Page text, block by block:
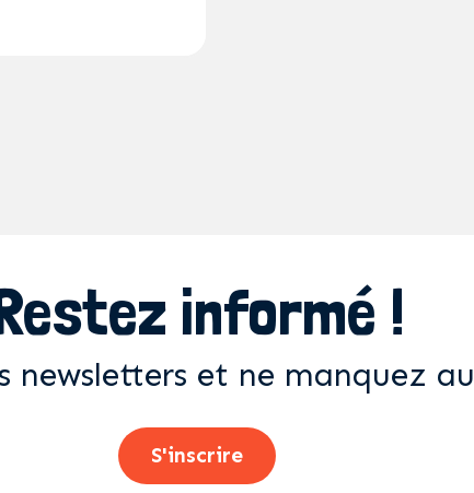
informé !
newsletters et ne manquez
S'inscrire